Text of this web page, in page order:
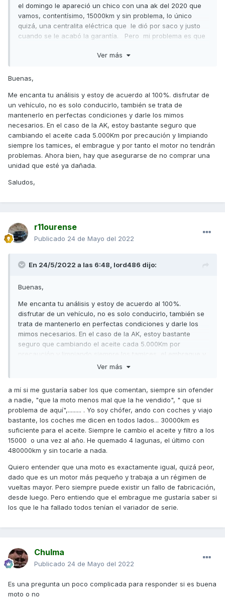
el domingo le apareció un chico con una ak del 2020 que
vamos, contentísimo, 15000km y sin problema, lo único
quizá, una centralita eléctrica que le dió por saco y justo
cuando se le acabó la garantía. Pero mi problema es que
coche antiguo, un r11 turbo, y puedo asegurar que
bueno...... y por eso no dejo de andar con el y disfrutarlo, y
aunque quizá la compre nueva cuando salga o si miro una
de 2ª medianamente nueva, la miraré con mucha lupa.
gracias!
Ver más
Buenas,
Me encanta tu análisis y estoy de acuerdo al 100%. disfrutar de
un vehículo, no es solo conducirlo, también se trata de
mantenerlo en perfectas condiciones y darle los mimos
necesarios. En el caso de la AK, estoy bastante seguro que
cambiando el aceite cada 5.000Km por precaución y limpiando
siempre los tamices, el embrague y por tanto el motor no tendrán
problemas. Ahora bien, hay que asegurarse de no comprar una
unidad que esté ya dañada.
Saludos,
r11ourense
Publicado 24 de Mayo del 2022
En 24/5/2022 a las 6:48, lord486 dijo:
Buenas,
Me encanta tu análisis y estoy de acuerdo al 100%.
disfrutar de un vehículo, no es solo conducirlo, también se
trata de mantenerlo en perfectas condiciones y darle los
mimos necesarios. En el caso de la AK, estoy bastante
seguro que cambiando el aceite cada 5.000Km por
precaución y limpiando siempre los tamices, el embrague y
por tanto el motor no tendrán problemas. Ahora bien, hay
Saludos,
Ver más
a mí si me gustaría saber los que comentan, siempre sin ofender
a nadie, "que la moto menos mal que la he vendido", " que si
problema de aquí",......... . Yo soy chófer, ando con coches y viajo
bastante, los coches me dicen en todos lados... 30000km es
suficiente para el aceite. Siempre le cambio el aceite y filtro a los
15000 o una vez al año. He quemado 4 lagunas, el último con
480000km y sin tocarle a nada.
Quiero entender que una moto es exactamente igual, quizá peor,
dado que es un motor más pequeño y trabaja a un régimen de
vueltas mayor. Pero siempre puede existir un fallo de fabricación,
desde luego. Pero entiendo que el embrague me gustaría saber si
los que le ha fallado todos tenían el variador de serie.
Chulma
Publicado 24 de Mayo del 2022
Es una pregunta un poco complicada para responder si es buena
moto o no